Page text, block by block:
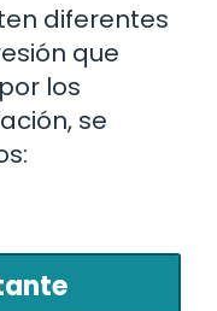
diferentes
que
los
se